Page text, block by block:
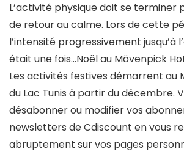
L’activité physique doit se terminer
de retour au calme. Lors de cette
l’intensité progressivement jusqu’à
était une fois…Noël au Mövenpick
Les activités festives démarrent au
du Lac Tunis à partir du décembre.
désabonner ou modifier vos
newsletters de Cdiscount en vous
abruptement sur vos pages